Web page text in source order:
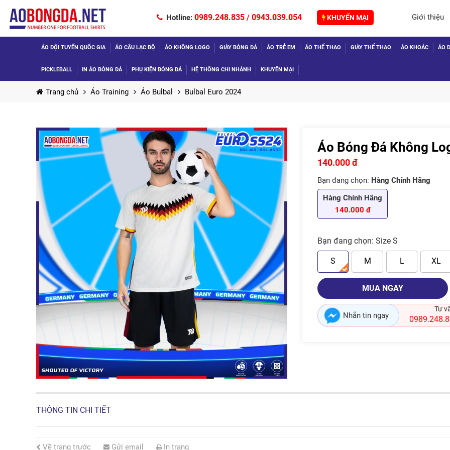
Hotline: 0989.248.835 / 0943.039.054 KHUYẾN MẠI Giới thiệu
ÁO ĐỘI TUYỂN QUỐC GIA ÁO CÂU LẠC BỘ ÁO KHÔNG LOGO GIÀY BÓNG ĐÁ ÁO TRẺ EM ÁO THỂ THAO GIÀY THỂ THAO ÁO KHOÁC ÁO
PICKLEBALL IN ÁO BÓNG ĐÁ PHỤ KIỆN BÓNG ĐÁ HỆ THỐNG CHI NHÁNH KHUYẾN MẠI
TIẾP
Trang chủ Áo Training Áo Bulbal Bulbal Euro 2024
Áo Bóng Đá Không
140.000 đ
Bạn đang chọn: Hàng Chính Hãng
Hàng Chính Hãng
140.000 đ
Bạn đang chọn: Size S
S M L XL
MUA NGAY
Nhắn tin ngay
Tư
THÔNG TIN CHI TIẾT
Về trang trước Gửi email In trang